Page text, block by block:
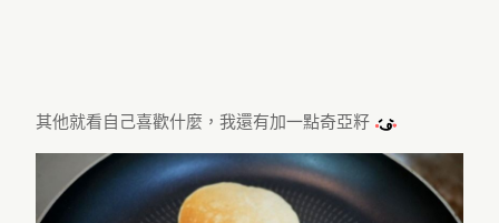
其他就看自己喜歡什麼，我還有加一點奇亞籽